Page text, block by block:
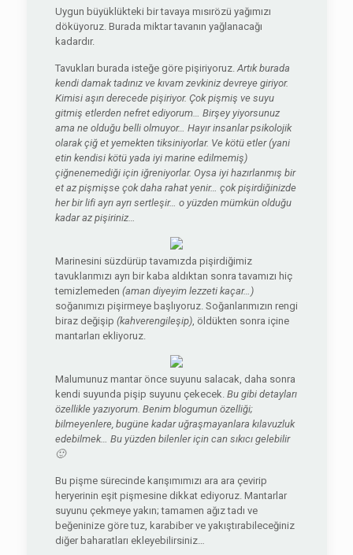
Uygun büyüklükteki bir tavaya mısırözü yağımızı
döküyoruz. Burada miktar tavanın yağlanacağı
kadardır.
Tavukları burada isteğe göre pişiriyoruz.Artık burada
kendi damak tadınız ve kıvam zevkiniz devreye giriyor.
Kimisi aşırı derecede pişiriyor. Çok pişmiş ve suyu
gitmiş etlerden nefret ediyorum… Birşey yiyorsunuz
ama ne olduğu belli olmuyor… Hayır insanlar psikolojik
olarak çiğ et yemekten tiksiniyorlar. Ve kötü etler (yani
etin kendisi kötü yada iyi marine edilmemiş)
çiğnenemediği için iğreniyorlar. Oysa iyi hazırlanmış bir
et az pişmişse çok daha rahat yenir… çok pişirdiğinizde
her bir lifi ayrı ayrı sertleşir… o yüzden mümkün olduğu
kadar az pişiriniz…
Marinesini süzdürüp tavamızda pişirdiğimiz
tavuklarımızı ayrı bir kaba aldıktan sonra tavamızı hiç
temizlemeden (aman diyeyim lezzeti kaçar…)
soğanımızı pişirmeye başlıyoruz. Soğanlarımızın rengi
biraz değişip (kahverengileşip), öldükten sonra içine
mantarları ekliyoruz.
Malumunuz mantar önce suyunu salacak, daha sonra
kendi suyunda pişip suyunu çekecek. Bu gibi detayları
özellikle yazıyorum. Benim blogumun özelliği;
bilmeyenlere, bugüne kadar uğraşmayanlara kılavuzluk
edebilmek… Bu yüzden bilenler için can sıkıcı gelebilir
🙂
Bu pişme sürecinde karışımımızı ara ara çevirip
heryerinin eşit pişmesine dikkat ediyoruz. Mantarlar
suyunu çekmeye yakın; tamamen ağız tadı ve
beğeninize göre tuz, karabiber ve yakıştırabileceğiniz
diğer baharatları ekleyebilirsiniz…